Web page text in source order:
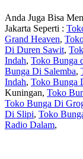
Anda Juga Bisa
Jakarta Seperti :
Grand Heaven,
Di Duren Sawit,
Indah, Toko Bunga
Bunga Di Salemba,
Indah, Toko Bunga
Kuningan, Toko
Toko Bunga Di
Di Slipi, Toko
Radio Dalam,